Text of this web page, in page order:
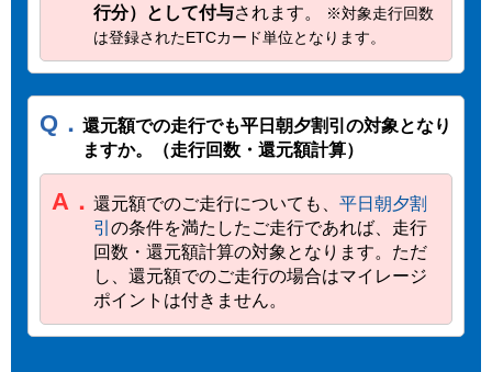
行分）として付与されます。
※対象走行回数
は登録されたETCカード単位となります。
Q． 還元額での走行でも平日朝夕割引の対象となり
ますか。（走行回数・還元額計算）
A． 還元額でのご走行についても、 平日朝夕割
引 の条件を満たしたご走行であれば、走行
回数・還元額計算の対象となります。ただ
し、還元額でのご走行の場合はマイレージ
ポイントは付きません。